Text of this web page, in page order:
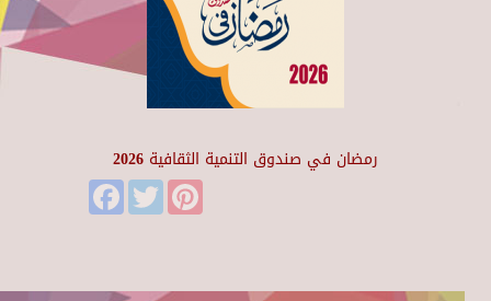
رمضان في صندوق التنمية الثقافية 2026
FacebookTwitter